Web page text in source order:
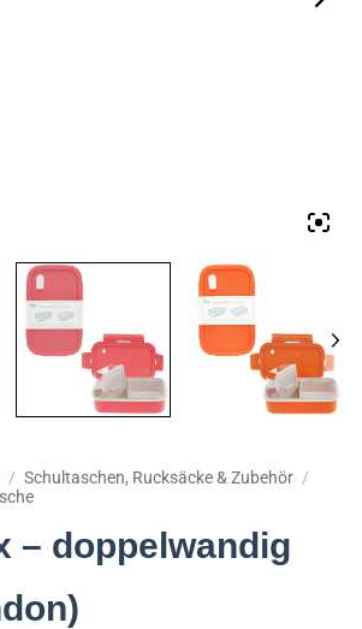
/ Schultaschen, Rucksäcke & Zubehör /
– doppelwandig